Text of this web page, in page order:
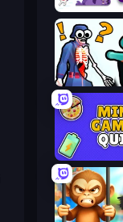
Mini Games